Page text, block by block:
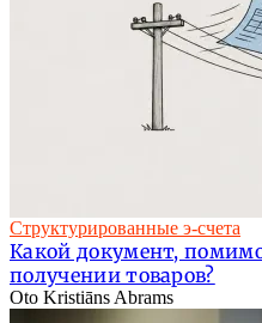
Структурированные э-счета
Какой документ,
получении товаров?
Oto Kristiāns Abrams